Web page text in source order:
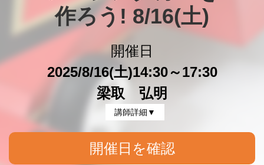
作ろう! 8/16(土)
開催日
2025/8/16(土)14:30～17:30
梁取 弘明
講師詳細▼
開催日を確認